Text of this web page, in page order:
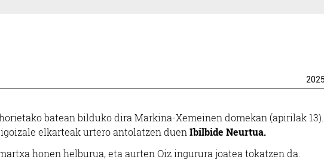
2025
batean bilduko dira Markina-Xemeinen domekan (apirilak 13).
elkarteak urtero antolatzen duen Ibilbide Neurtua.
honen helburua, eta aurten Oiz ingurura joatea tokatzen da.